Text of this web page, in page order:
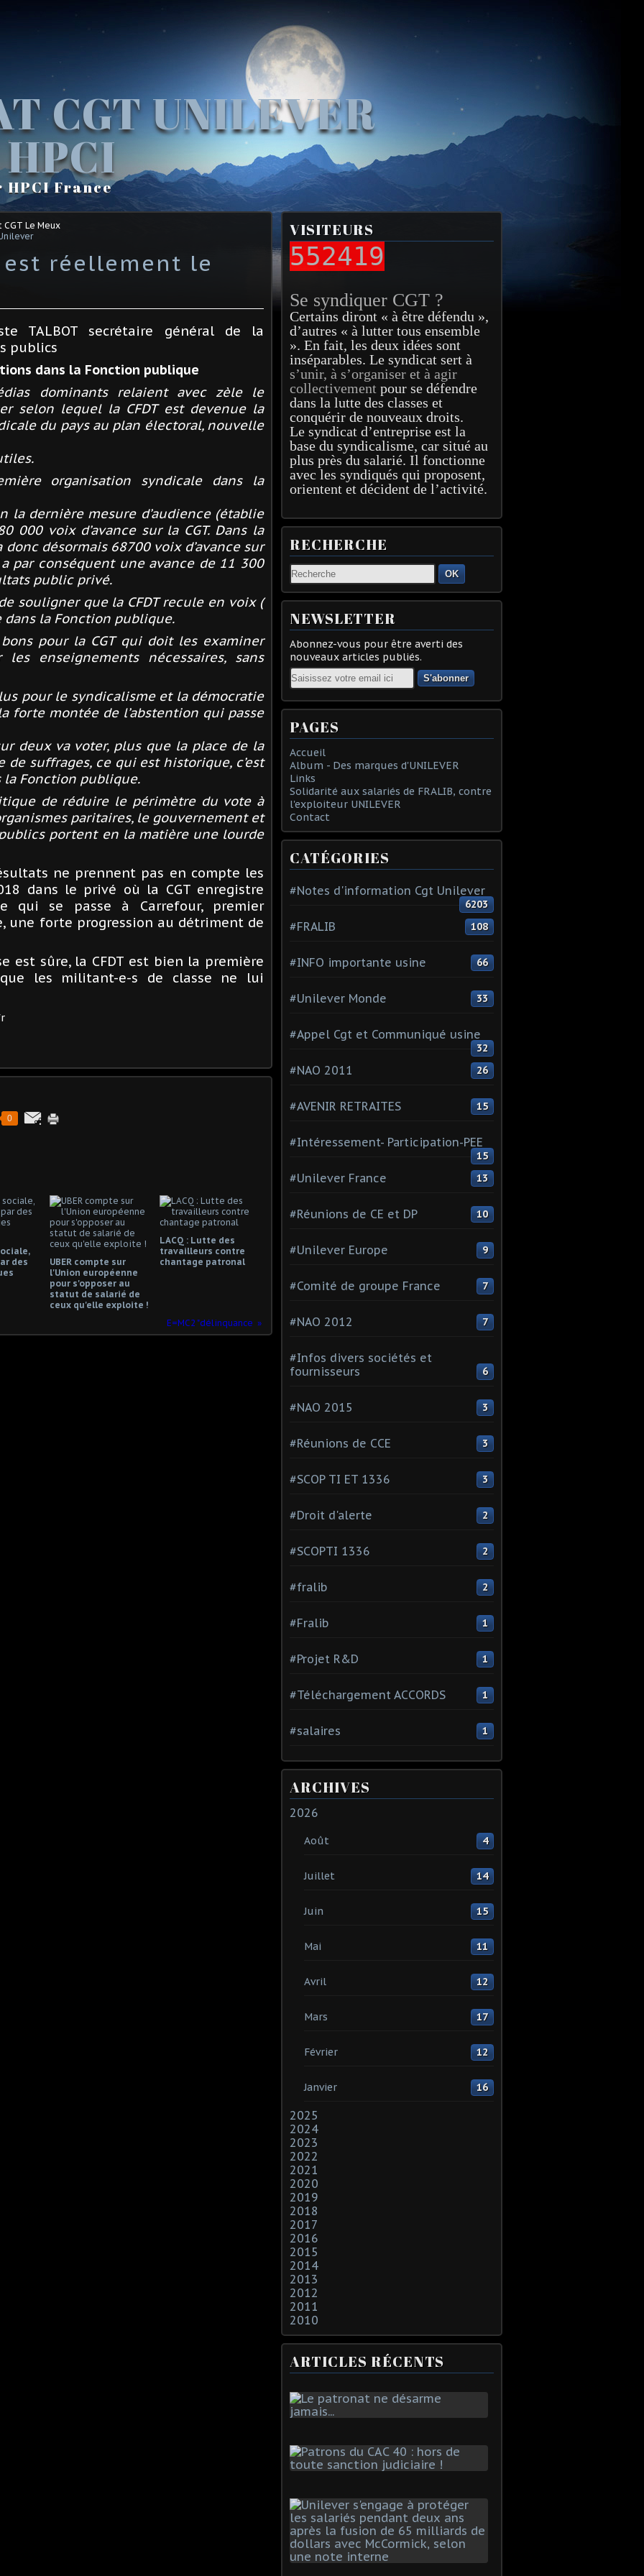
CGT UNILEVER
HPCI France
CGT Le Meux
réellement le
TALBOT secrétaire général de la
publics
dans la Fonction publique
dominants relaient avec zèle le
selon lequel la CFDTest devenue la
du pays au plan électoral, nouvelle
organisation syndicale dans la
la dernière mesure d’audience (établie
000 voix d’avance sur la CGT. Dans la
donc désormais 68700 voix d’avance sur
par conséquent une avance de 11 300
public privé.
souligner que la CFDTrecule en voix (
dans la Fonction publique.
pour la CGTqui doit les examiner
enseignements nécessaires, sans
pour le syndicalisme et la démocratie
forte montée de l’abstention qui passe
deux va voter, plus que la place de la
suffrages, ce qui est historique, c’est
la Fonction publique.
de réduire le périmètre du vote à
paritaires, le gouvernement et
portent en la matière une lourde
ne prennent pas en compte les
dans le privé où la CGTenregistre
qui se passe à Carrefour, premier
une forte progression au détriment de
est sûre, la CFDT est bien la première
les militant-e-s de classe ne lui
0
des
UBER compte sur
l'Union européenne
pour s'opposer au
statut de salarié de
ceux qu'elle exploite !
LACQ : Lutte des
travailleurs contre
chantage patronal
E=MC2 "délinquance
VISITEURS
552419
Se syndiquer CGT ?
Certains diront « à être défendu »,
d’autres « à lutter tous ensemble
». En fait, les deux idées sont
inséparables. Le syndicat sert à
s’unir, à s’organiser et à agir
collectivement pour se défendre
dans la lutte des classes et
conquérir de nouveaux droits.
Le syndicat d’entreprise est la
base du syndicalisme, car situé au
plus près du salarié. Il fonctionne
avec les syndiqués qui proposent,
orientent et décident de l’activité.
RECHERCHE
OK
NEWSLETTER
Abonnez-vous pour être averti des
nouveaux articles publiés.
Email
PAGES
Accueil
Album - Des marques d'UNILEVER
Links
Solidarité aux salariés de FRALIB, contre
l'exploiteur UNILEVER
Contact
CATÉGORIES
#Notes d'information Cgt Unilever
6203
#FRALIB 108
#INFO importante usine 66
#Unilever Monde 33
#Appel Cgt et Communiqué usine
32
#NAO 2011 26
#AVENIR RETRAITES 15
#Intéressement- Participation-PEE
15
#Unilever France 13
#Réunions de CE et DP 10
#Unilever Europe 9
#Comité de groupe France 7
#NAO 2012 7
#Infos divers sociétés et
fournisseurs
6
#NAO 2015 3
#Réunions de CCE 3
#SCOP TI ET 1336 3
#Droit d'alerte 2
#SCOPTI 1336 2
#fralib 2
#Fralib 1
#Projet R&D 1
#Téléchargement ACCORDS 1
#salaires 1
ARCHIVES
2026
Août 4
Juillet 14
Juin 15
Mai 11
Avril 12
Mars 17
Février 12
Janvier 16
2025
2024
2023
2022
2021
2020
2019
2018
2017
2016
2015
2014
2013
2012
2011
2010
ARTICLES RÉCENTS